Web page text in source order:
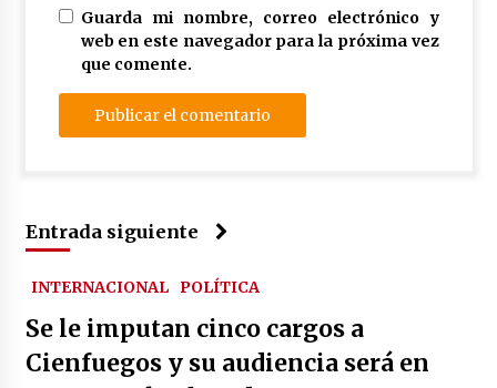
Guarda mi nombre, correo electrónico y
web en este navegador para la próxima vez
que comente.
Entrada siguiente
INTERNACIONAL POLÍTICA
Se le imputan cinco cargos a
Cienfuegos y su audiencia será en